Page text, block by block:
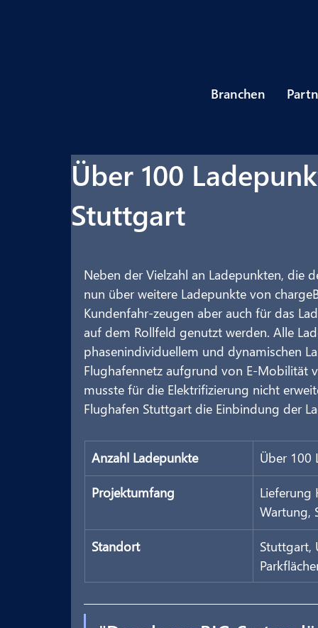
Branchen
Über 100
Stuttgart
Neben der Vielzahl an Ladepunkten,
nun über weitere Ladepunkte von
Kundenfahr-zeugen aber auch für das
auf dem Rollfeld genutzt werden. Alle
phasenindividuellem und dynamischen
Flughafennetz aufgrund von E-Mobilität
musste für die Elektrifizierung nicht
Flughafen Stuttgart die Einbindung der
Anzahl Ladepunkte
Über 100
Projektumfang
Lieferung
Wartung,
Standort
Stuttgart,